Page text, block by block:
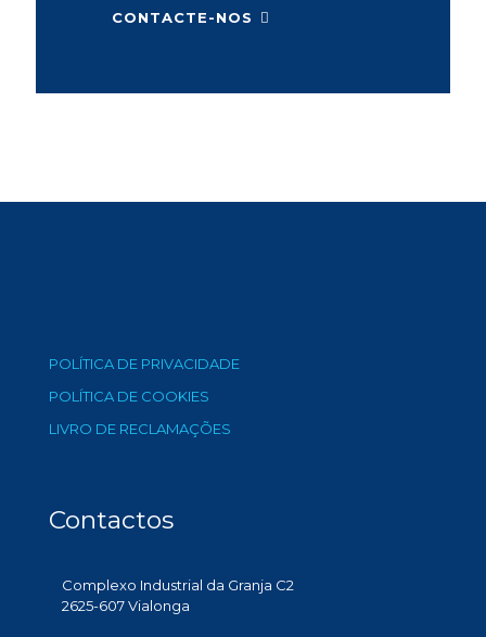
CONTACTE-NOS
POLÍTICA DE PRIVACIDADE
POLÍTICA DE COOKIES
LIVRO DE RECLAMAÇÕES
Contactos
Complexo Industrial da Granja C2
2625-607 Vialonga